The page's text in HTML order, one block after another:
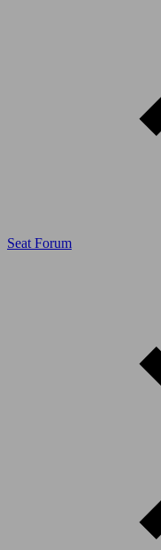
Seat Forum